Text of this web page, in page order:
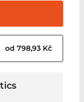
od 798,93 Kč